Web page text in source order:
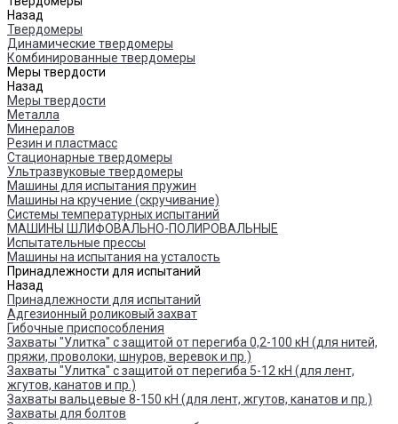
Назад
Твердомеры
Динамические твердомеры
Комбинированные твердомеры
Меры твердости
Назад
Меры твердости
Металла
Минералов
Резин и пластмасс
Стационарные твердомеры
Ультразвуковые твердомеры
Машины для испытания пружин
Машины на кручение (скручивание)
Системы температурных испытаний
МАШИНЫ ШЛИФОВАЛЬНО-ПОЛИРОВАЛЬНЫЕ
Испытательные прессы
Машины на испытания на усталость
Принадлежности для испытаний
Назад
Принадлежности для испытаний
Адгезионный роликовый захват
Гибочные приспособления
Захваты "Улитка" с защитой от перегиба 0,2-100 кН (для нитей,
пряжи, проволоки, шнуров, веревок и пр.)
Захваты "Улитка" с защитой от перегиба 5-12 кН (для лент,
жгутов, канатов и пр.)
Захваты вальцевые 8-150 кН (для лент, жгутов, канатов и пр.)
Захваты для болтов